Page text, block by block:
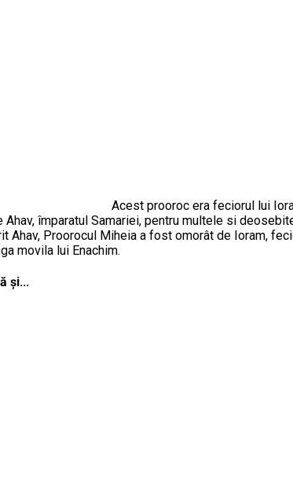
Acest prooroc era feciorul lui
Ahav, împaratul Samariei, pentru multele si
Ahav, Proorocul Miheia a fost omorât de Ioram,
movila lui Enachim.
și...